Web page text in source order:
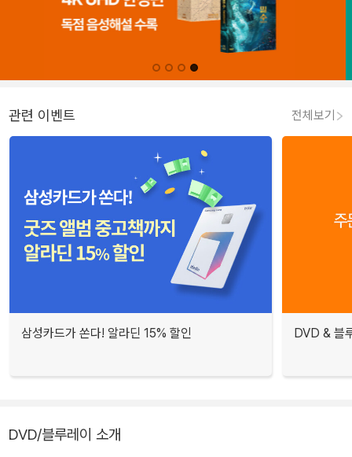
관련 이벤트 전체보기
삼성카드가 쏜다! 알라딘 15% 할인 DVD & 블
DVD/블루레이 소개